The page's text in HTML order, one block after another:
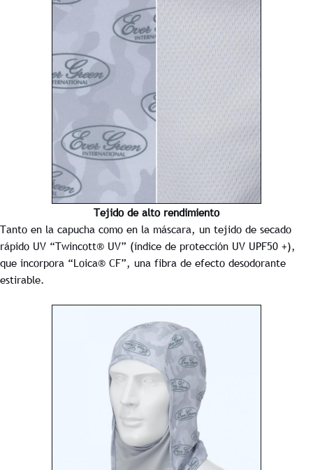
Tejido de alto rendimiento
Tanto en la capucha como en la máscara, un tejido de secado
rápido UV “Twincott® UV” (índice de protección UV UPF50 +),
que incorpora “Loica® CF”, una fibra de efecto desodorante
estirable.